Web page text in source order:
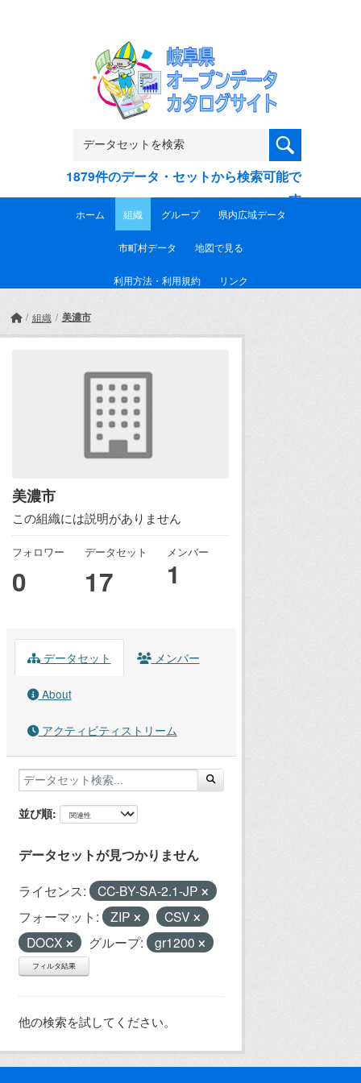
1879件のデータ・セットから検索可能で
す
ホーム 組織 グループ 県内広域データ
市町村データ 地図で見る
利用方法・利用規約 リンク
組織 美濃市
美濃市
この組織には説明がありません
フォロワー
0
データセット
17
メンバー
1
データセット メンバー
About
アクティビティストリーム
並び順
データセットが見つかりません
ライセンス:
CC-BY-SA-2.1-JP
フォーマット:
ZIP
CSV
DOCX
グループ: gr1200
フィルタ結果
他の検索を試してください。